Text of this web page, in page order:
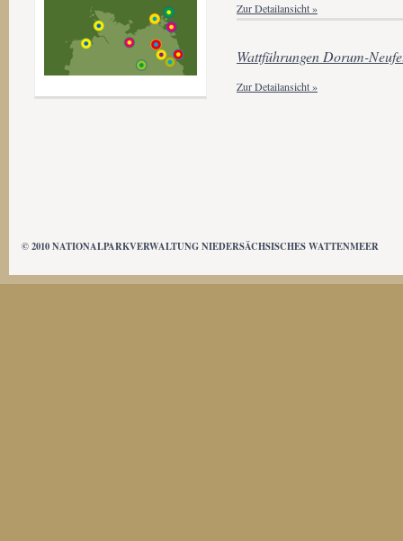
Zur Detailansicht »
Wattführungen Dorum-
Zur Detailansicht »
n
© 2010 NATIONALPARKVERWALTUNG NIEDERSÄCHSISCHES WATTENMEER